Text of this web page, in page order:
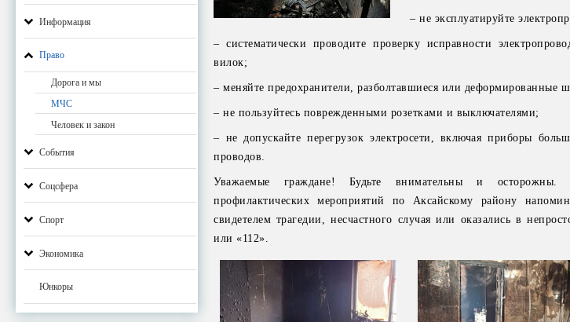
Информация
Право
Дорога и мы
МЧС
Человек и закон
События
Соцсфера
Спорт
Экономика
Юнкоры
– не эксплуатируйте
– систематически проводите проверку исправности
вилок;
– меняйте предохранители, разболтавшиеся или деформированные
– не пользуйтесь поврежденными розетками и выключателями;
– не допускайте перегрузок электросети, включая приборы
проводов.
Уважаемые граждане! Будьте внимательны и осторожны.
профилактических мероприятий по Аксайскому району
свидетелем трагедии, несчастного случая или оказались в
или «112».